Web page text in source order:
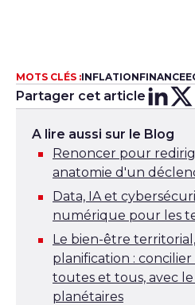
MOTS CLÉS :INFLATIONFINANCE
Partager cet article
A lire aussi sur le Blog
Renoncer pour
anatomie d'un
Data, IA et
numérique pour les
Le bien-être
planification :
toutes et tous, avec
planétaires